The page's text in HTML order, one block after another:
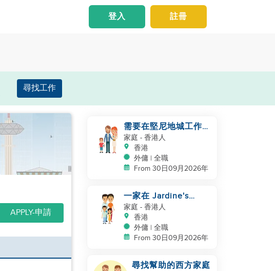
註冊
登入
尋找工作
APPLY-申請
需要在堅尼地城工作的
夫婦照顧嬰兒/兒童
家庭 - 香港人
香港
外傭 | 全職
From 30日09月2026年
一家在 Jardine's
Lookout 需要兒童照顧
和清潔服務
家庭 - 香港人
香港
外傭 | 全職
From 30日09月2026年
尋找幫助的西方家庭